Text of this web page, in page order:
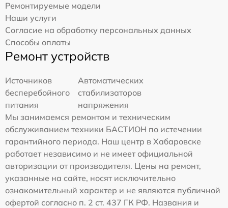
Ремонтируемые модели
Наши услуги
Согласие на обработку персональных данных
Способы оплаты
Ремонт устройств
Источников
бесперебойного
питания
Автоматических
стабилизаторов
напряжения
Мы занимаемся ремонтом и техническим
обслуживанием техники БАСТИОН по истечении
гарантийного периода. Наш центр в Хабаровске
работает независимо и не имеет официальной
авторизации от производителя. Цены на ремонт,
указанные на сайте, носят исключительно
ознакомительный характер и не являются публичной
офертой согласно п. 2 ст. 437 ГК РФ. Названия и